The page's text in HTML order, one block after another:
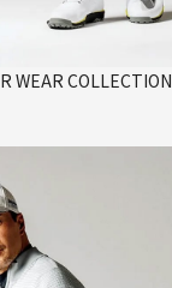
WEAR COLLECTION